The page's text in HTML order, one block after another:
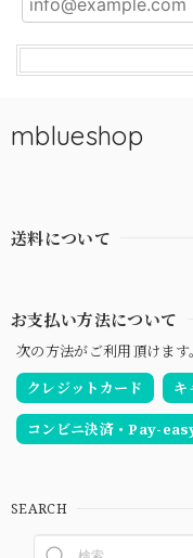
mblueshop
送料について
お支払い方法について
次の方法がご利用頂けます。
クレジットカード
キ
コンビニ決済・Pay-
SEARCH